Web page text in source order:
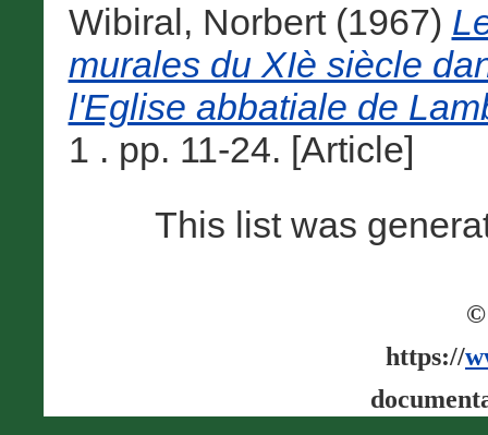
Wibiral, Norbert(1967)
murales du XIè siècle
l'Eglise abbatiale de
1 . pp. 11-24. [Article]
This list was
©
https://